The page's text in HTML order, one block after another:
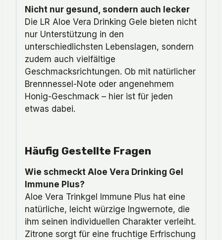
Nicht nur gesund, sondern auch lecker
Die LR Aloe Vera Drinking Gele bieten nicht
nur Unterstützung in den
unterschiedlichsten Lebenslagen, sondern
zudem auch vielfältige
Geschmacksrichtungen. Ob mit natürlicher
Brennnessel-Note oder angenehmem
Honig-Geschmack – hier ist für jeden
etwas dabei.
Häufig Gestellte Fragen
Wie schmeckt Aloe Vera Drinking Gel
Immune Plus?
Aloe Vera Trinkgel Immune Plus hat eine
natürliche, leicht würzige Ingwernote, die
ihm seinen individuellen Charakter verleiht.
Zitrone sorgt für eine fruchtige Erfrischung